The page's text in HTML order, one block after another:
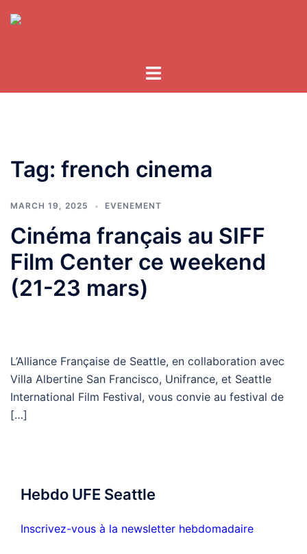
Tag: french cinema
MARCH 19, 2025 EVENEMENT
Cinéma français au SIFF
Film Center ce weekend
(21-23 mars)
L’Alliance Française de Seattle, en collaboration avec
Villa Albertine San Francisco, Unifrance, et Seattle
International Film Festival, vous convie au festival de
[…]
Hebdo UFE Seattle
Inscrivez-vous à la newsletter hebdomadaire